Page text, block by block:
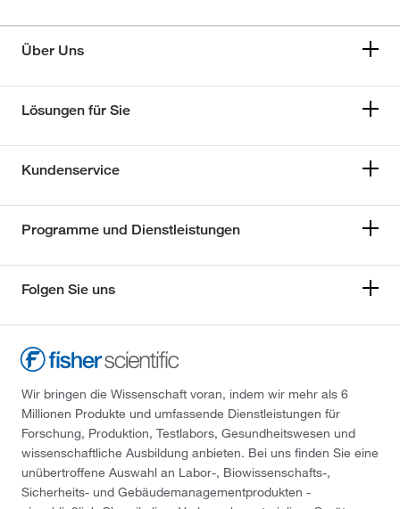
Über Uns
Lösungen für Sie
Kundenservice
Programme und Dienstleistungen
Folgen Sie uns
Wir bringen die Wissenschaft voran, indem wir mehr als 6
Millionen Produkte und umfassende Dienstleistungen für
Forschung, Produktion, Testlabors, Gesundheitswesen und
wissenschaftliche Ausbildung anbieten. Bei uns finden Sie eine
unübertroffene Auswahl an Labor-, Biowissenschafts-,
Sicherheits- und Gebäudemanagementprodukten -